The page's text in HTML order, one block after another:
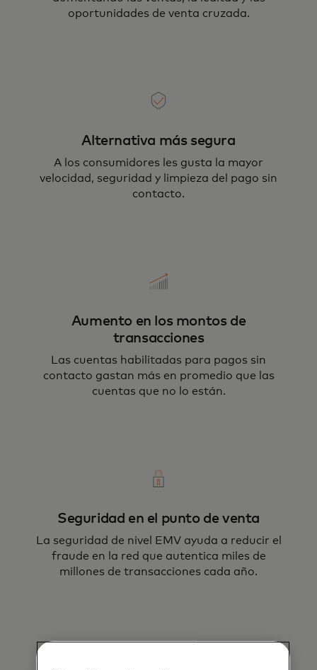
oportunidades de venta cruzada.
Alternativa más segura
A los consumidores les gusta la mayor
velocidad, seguridad y limpieza del pago sin
contacto.
Aumento en los montos de
transacciones
Las cuentas habilitadas para pagos sin
contacto gastan más en promedio que las
cuentas que no lo están.
Seguridad en el punto de venta
La seguridad de nivel EMV ayuda a reducir el
fraude en la red que autentica miles de
millones de transacciones cada año.